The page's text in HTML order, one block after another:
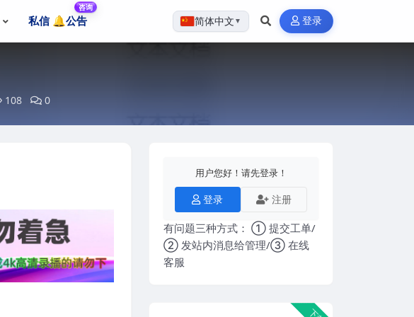
私信 🔔公告
咨询
简体中文 ▼ 登录
108 0
用户您好！请先登录！
登录 注册
有问题三种方式： ① 提交工单/
② 发站内消息给管理/③ 在线
客服